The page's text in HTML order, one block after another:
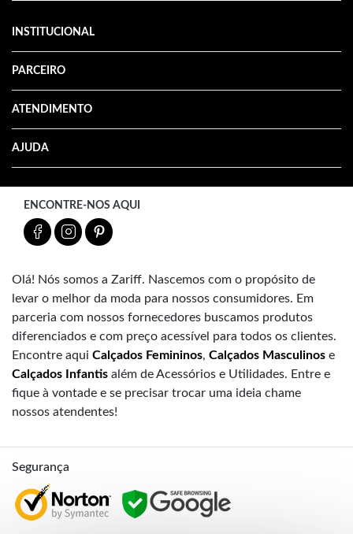
INSTITUCIONAL
PARCEIRO
ATENDIMENTO
AJUDA
ENCONTRE-NOS AQUI
Olá! Nós somos a Zariff. Nascemos com o propósito de
levar o melhor da moda para nossos consumidores. Em
parceria com nossos fornecedores buscamos produtos
diferenciados e com preço acessível para todos os clientes.
Encontre aqui Calçados Femininos, Calçados Masculinos e
Calçados Infantis além de Acessórios e Utilidades. Entre e
fique à vontade e se precisar trocar uma ideia chame
nossos atendentes!
Segurança